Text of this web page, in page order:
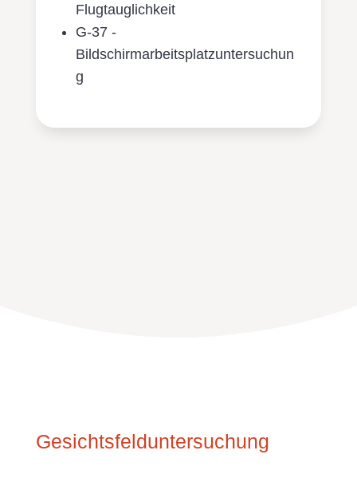
Flugtauglichkeit
G-37 -
Bildschirmarbeitsplatzuntersuchun
g
Gesichtsfelduntersuchung